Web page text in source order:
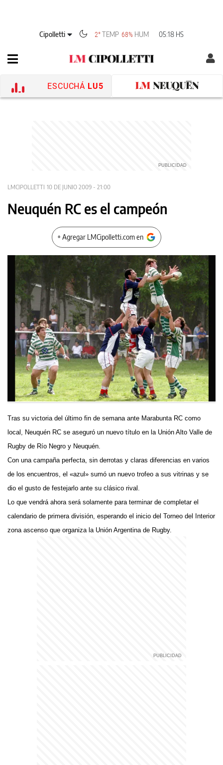
Cipolletti 2°TEMP 68% HUM 05:18 HS
ESCUCHÁ LU5
LMCIPOLLETTI 10 DE JUNIO 2009 - 21:00
Neuquén RC es el campeón
+ Agregar LMCipolletti.com en
Tras su victoria del último fin de semana ante Marabunta RC como
local, Neuquén RC se aseguró un nuevo título en la Unión Alto Valle de
Rugby de Río Negro y Neuquén.
Con una campaña perfecta, sin derrotas y claras diferencias en varios
de los encuentros, el «azul» sumó un nuevo trofeo a sus vitrinas y se
dio el gusto de festejarlo ante su clásico rival.
Lo que vendrá ahora será solamente para terminar de completar el
calendario de primera división, esperando el inicio del Torneo del Interior
zona ascenso que organiza la Unión Argentina de Rugby.